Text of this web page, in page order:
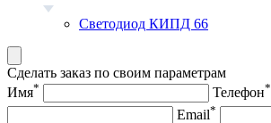
Светодиод КИПД 66
Сделать заказ по своим параметрам
Имя* Телефон*
Email*